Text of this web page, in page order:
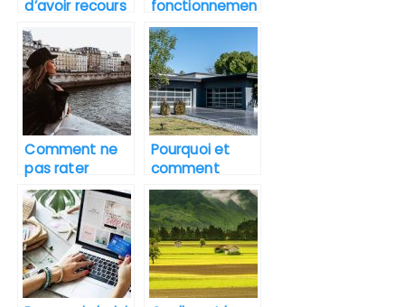
d’avoir recours
immobilière à
Nice
fonctionnemen
t du marché
immobilier
Comment ne
pas rater
l’appartement
idéal en île de
France ?
Pourquoi et
comment
effectuer un
diagnostic
immobilier ?